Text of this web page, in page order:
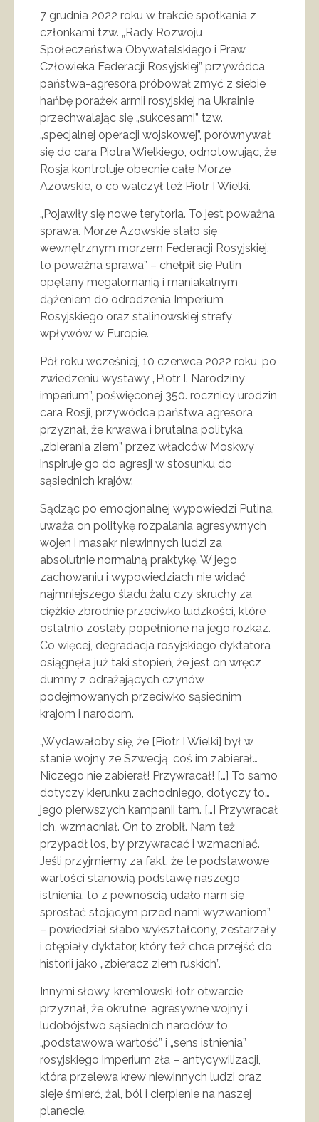
7 grudnia 2022 roku w trakcie spotkania z
członkami tzw. „Rady Rozwoju
Społeczeństwa Obywatelskiego i Praw
Człowieka Federacji Rosyjskiej” przywódca
państwa-agresora próbował zmyć z siebie
hańbę porażek armii rosyjskiej na Ukrainie
przechwalając się „sukcesami” tzw.
„specjalnej operacji wojskowej”, porównywał
się do cara Piotra Wielkiego, odnotowując, że
Rosja kontroluje obecnie całe Morze
Azowskie, o co walczył też Piotr I Wielki.
„Pojawiły się nowe terytoria. To jest poważna
sprawa. Morze Azowskie stało się
wewnętrznym morzem Federacji Rosyjskiej,
to poważna sprawa” – chełpił się Putin
opętany megalomanią i maniakalnym
dążeniem do odrodzenia Imperium
Rosyjskiego oraz stalinowskiej strefy
wpływów w Europie.
Pół roku wcześniej, 10 czerwca 2022 roku, po
zwiedzeniu wystawy „Piotr I. Narodziny
imperium”, poświęconej 350. rocznicy urodzin
cara Rosji, przywódca państwa agresora
przyznał, że krwawa i brutalna polityka
„zbierania ziem” przez władców Moskwy
inspiruje go do agresji w stosunku do
sąsiednich krajów.
Sądząc po emocjonalnej wypowiedzi Putina,
uważa on politykę rozpalania agresywnych
wojen i masakr niewinnych ludzi za
absolutnie normalną praktykę. W jego
zachowaniu i wypowiedziach nie widać
najmniejszego śladu żalu czy skruchy za
ciężkie zbrodnie przeciwko ludzkości, które
ostatnio zostały popełnione na jego rozkaz.
Co więcej, degradacja rosyjskiego dyktatora
osiągnęła już taki stopień, że jest on wręcz
dumny z odrażających czynów
podejmowanych przeciwko sąsiednim
krajom i narodom.
„Wydawałoby się, że [Piotr I Wielki] był w
stanie wojny ze Szwecją, coś im zabierał…
Niczego nie zabierał! Przywracał! […] To samo
dotyczy kierunku zachodniego, dotyczy to…
jego pierwszych kampanii tam. […] Przywracał
ich, wzmacniał. On to zrobił. Nam też
przypadł los, by przywracać i wzmacniać.
Jeśli przyjmiemy za fakt, że te podstawowe
wartości stanowią podstawę naszego
istnienia, to z pewnością udało nam się
sprostać stojącym przed nami wyzwaniom”
– powiedział słabo wykształcony, zestarzały
i otępiały dyktator, który też chce przejść do
historii jako „zbieracz ziem ruskich”.
Innymi słowy, kremlowski łotr otwarcie
przyznał, że okrutne, agresywne wojny i
ludobójstwo sąsiednich narodów to
„podstawowa wartość” i „sens istnienia”
rosyjskiego imperium zła – antycywilizacji,
która przelewa krew niewinnych ludzi oraz
sieje śmierć, żal, ból i cierpienie na naszej
planecie.